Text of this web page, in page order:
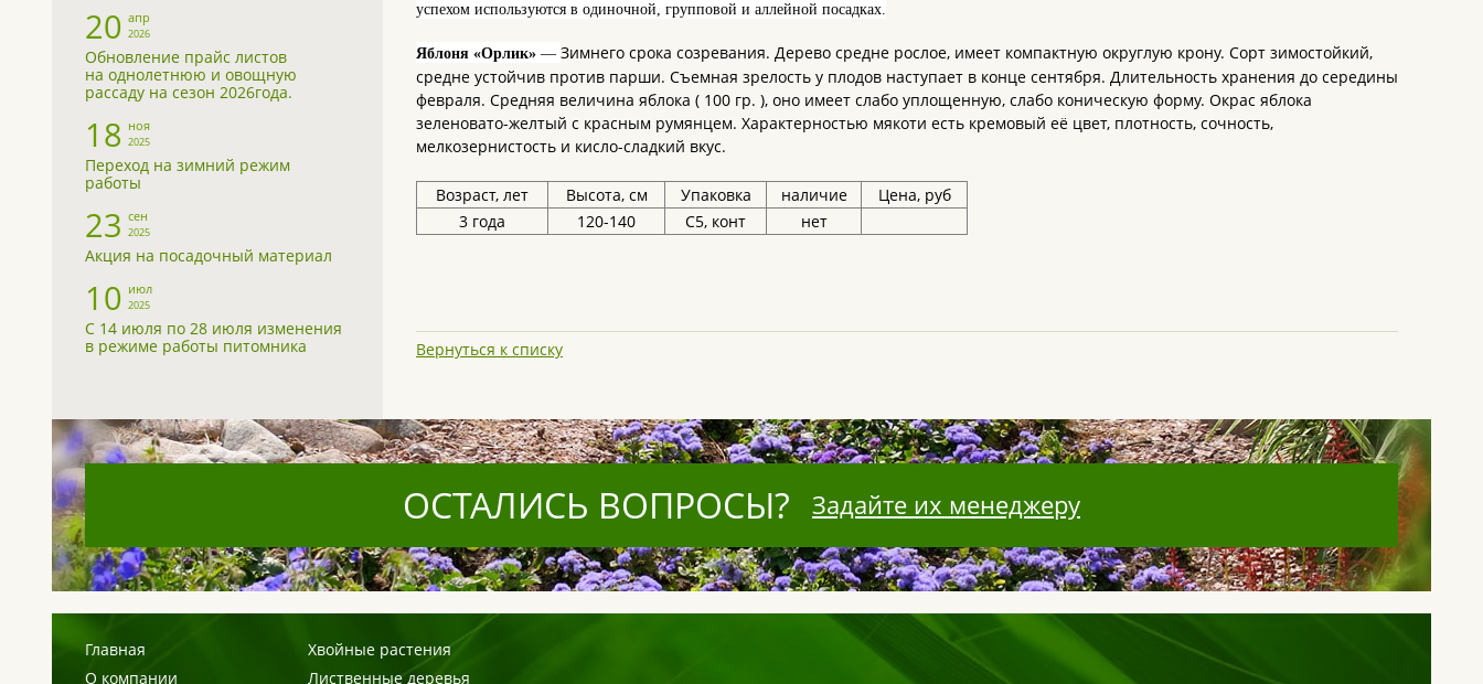
20 апр
2026
Обновление прайс листов
на однолетнюю и овощную
рассаду на сезон 2026года.
18 ноя
2025
Переход на зимний режим
работы
23 сен
2025
Акция на посадочный материал
10 июл
2025
С 14 июля по 28 июля изменения
в режиме работы питомника
успехом используются в одиночной, групповой и аллейной посадках.
Яблоня «Орлик» — Зимнего срока созревания. Дерево средне рослое, имеет компактную округлую крону. Сорт зимостойкий,
средне устойчив против парши. Съемная зрелость у плодов наступает в конце сентября. Длительность хранения до середины
февраля. Средняя величина яблока ( 100 гр. ), оно имеет слабо уплощенную, слабо коническую форму. Окрас яблока
зеленовато-желтый с красным румянцем. Характерностью мякоти есть кремовый её цвет, плотность, сочность,
мелкозернистость и кисло-сладкий вкус.
Возраст, лет Высота, см Упаковка наличие
Цена, руб
3 года
120-140 С5, конт нет
Вернуться к списку
ОСТАЛИСЬ ВОПРОСЫ? Задайте их менеджеру
Главная
О компании
Хвойные растения
Лиственные деревья